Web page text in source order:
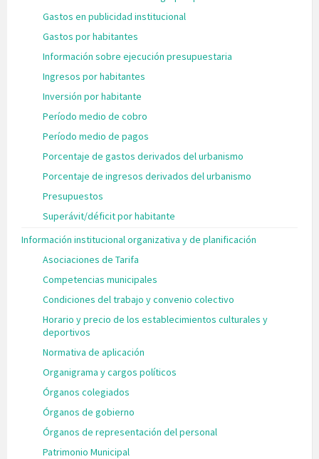
Gastos en publicidad institucional
Gastos por habitantes
Información sobre ejecución presupuestaria
Ingresos por habitantes
Inversión por habitante
Período medio de cobro
Período medio de pagos
Porcentaje de gastos derivados del urbanismo
Porcentaje de ingresos derivados del urbanismo
Presupuestos
Superávit/déficit por habitante
Información institucional organizativa y de planificación
Asociaciones de Tarifa
Competencias municipales
Condiciones del trabajo y convenio colectivo
Horario y precio de los establecimientos culturales y
deportivos
Normativa de aplicación
Organigrama y cargos políticos
Órganos colegiados
Órganos de gobierno
Órganos de representación del personal
Patrimonio Municipal